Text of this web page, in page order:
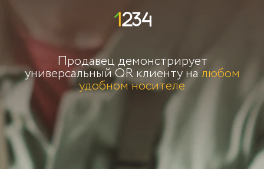
Продавец демонстрирует
универсальный QR клиенту на любом
удобном носителе